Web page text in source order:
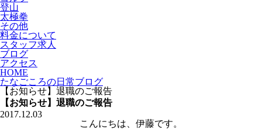
登山
太極拳
その他
料金について
スタッフ求人
ブログ
アクセス
HOME
たなごころの日常ブログ
【お知らせ】退職のご報告
【お知らせ】退職のご報告
2017.12.03
こんにちは、伊藤です。